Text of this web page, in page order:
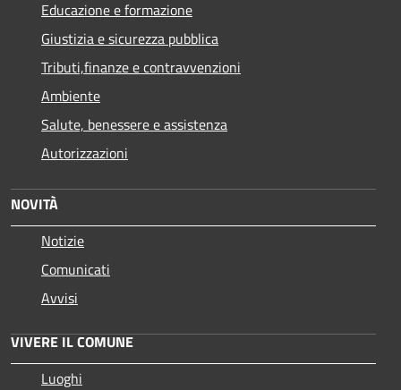
Educazione e formazione
Giustizia e sicurezza pubblica
Tributi,finanze e contravvenzioni
Ambiente
Salute, benessere e assistenza
Autorizzazioni
NOVITÀ
Notizie
Comunicati
Avvisi
VIVERE IL COMUNE
Luoghi